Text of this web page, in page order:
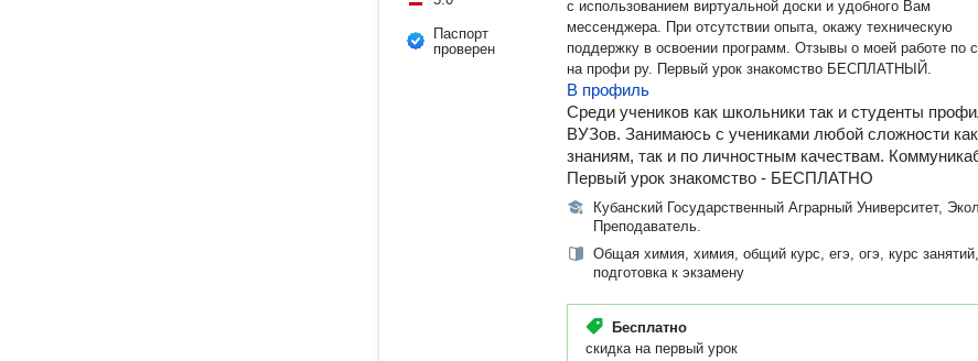
Паспорт
проверен
с использованием виртуальной доски и удобного Вам
мессенджера. При отсутствии опыта, окажу техническую
поддержку в освоении программ. Отзывы о моей работе по ссылке
на профи ру. Первый урок знакомство БЕСПЛАТНЫЙ.
В профиль
Среди учеников как школьники так и студенты
ВУЗов. Занимаюсь с учениками любой сложности
знаниям, так и по личностным качествам.
Первый урок знакомство - БЕСПЛАТНО
Кубанский Государственный Аграрный Университет,
Преподаватель.
Общая химия, химия, общий курс, егэ, огэ, курс занятий,
подготовка к экзамену
Бесплатно
скидка на первый урок